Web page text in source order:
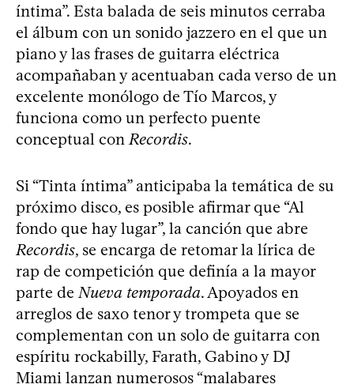
íntima”. Esta balada de seis minutos cerraba
el álbum con un sonido jazzero en el que un
piano y las frases de guitarra eléctrica
acompañaban y acentuaban cada verso de un
excelente monólogo de Tío Marcos, y
funciona como un perfecto puente
conceptual con Recordis.
Si “Tinta íntima” anticipaba la temática de su
próximo disco, es posible afirmar que “Al
fondo que hay lugar”, la canción que abre
Recordis, se encarga de retomar la lírica de
rap de competición que definía a la mayor
parte de Nueva temporada. Apoyados en
arreglos de saxo tenor y trompeta que se
complementan con un solo de guitarra con
espíritu rockabilly, Farath, Gabino y DJ
Miami lanzan numerosos “malabares